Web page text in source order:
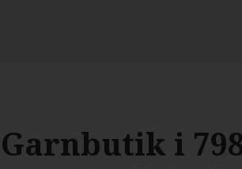
Garnbutik i